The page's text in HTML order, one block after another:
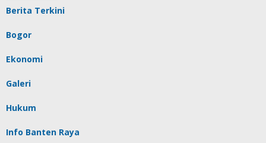
Berita Terkini
Bogor
Ekonomi
Galeri
Hukum
Info Banten Raya